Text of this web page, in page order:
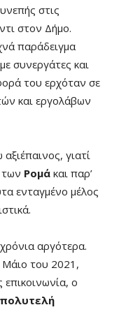
στις
στον Δήμο.
παράδειγμα
συνεργάτες και
του ερχόταν σε
και εργολάβων
γιατί
των Ρομά και παρ’
ενταγμένο μέλος
αργότερα.
του 2021,
ο
πολυτελή